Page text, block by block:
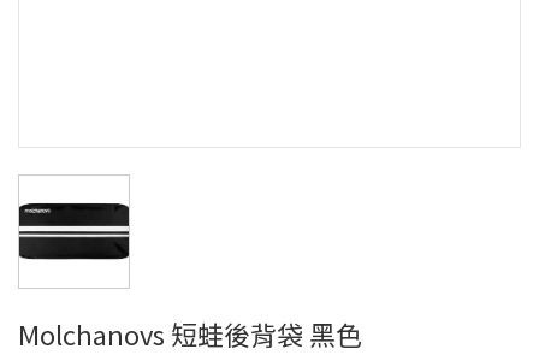
Molchanovs 短蛙後背袋 黑色